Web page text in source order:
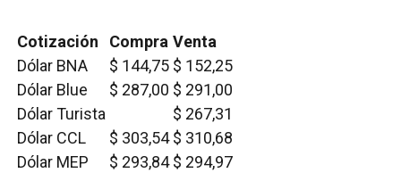
Cotización Compra Venta
Dólar BNA
$ 144,75 $ 152,25
Dólar Blue
$ 287,00 $ 291,00
Dólar Turista
$ 267,31
Dólar CCL
$ 303,54 $ 310,68
Dólar MEP
$ 293,84 $ 294,97